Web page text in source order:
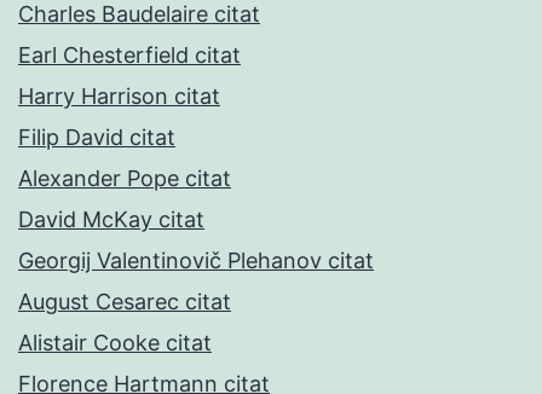
Charles Baudelaire citat
Earl Chesterfield citat
Harry Harrison citat
Filip David citat
Alexander Pope citat
David McKay citat
Georgij Valentinovič Plehanov citat
August Cesarec citat
Alistair Cooke citat
Florence Hartmann citat